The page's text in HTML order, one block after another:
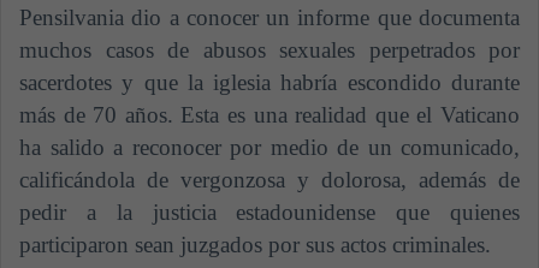
Pensilvania dio a conocer un informe que documenta
muchos casos de abusos sexuales perpetrados por
sacerdotes y que la iglesia habría escondido durante
más de 70 años. Esta es una realidad que el Vaticano
ha salido a reconocer por medio de un comunicado,
calificándola de vergonzosa y dolorosa, además de
pedir a la justicia estadounidense que quienes
participaron sean juzgados por sus actos criminales.